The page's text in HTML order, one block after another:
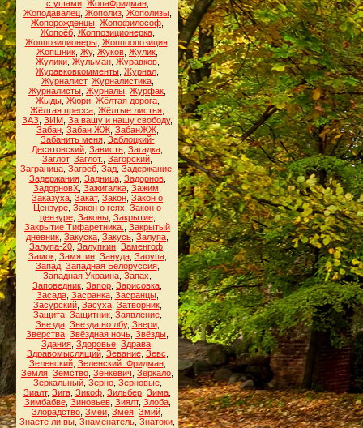
с ушами, ЖопаФридман,
Жоподавалец, Жополиз, Жополизы,
Жопорожденцы Жопофилософ
Жопоёб, Жоппозиционерка,
Жоппозиционеры, Жоппоопозиция,
Жопшник Жу, Жуков Жулик
Жулики, Жульман, Журавков,
Журавковкомменты Журнал
Журналист, Журналистика,
Журналисты Журналы Журфак
Жыды, Жюри, Жёлтая дорога,
Жёлтая пресса Жёлтые листья
ЗАЗ ЗИМ За вашу и нашу свободу,
Забан, Забан ЖЖ, ЗабанЖЖ,
Забанить меня, Заблоцкий-
Десятовский Зависть Загадка
Заглот, Заглот. Загорский
Заграница Загреб Зад Задержание
Задержания, Задница, Задорнов,
ЗадорновХ Зажигалка Зажим
Заказуха Закат, Закон Закон о
Цензуре Закон о геях Закон о
цензуре, Законы, Закрытие,
Закрытие Тифаретника.
Закрытый
дневник Закуска Закусь Залупа
Залупа-20 Залупкин Заменгоф
Замок, Замятин, Зануда, Заоупа,
Запад, Западная Белоруссия,
Западная Украина Запах
Заповедник Запор Зарисовка
Засада, Засранка, Засранцы,
Засурский, Засуха, Затворник,
Защита, Защитник, Заявление,
Звезда, Звезда во лбу, Звери,
Зверства Звёздная ночь Звёзды
Здания Здоровье Здрава
Здравомыслящий, Зевание, Зевс
Зеленский, Зеленский. Фридман,
Земля Земство Зенкевич Зеркало
Зеркальный, Зерно, Зерновые,
Зиалт, Зига Зикоф Зильбер Зима
Зимбабве, Зиновьев, Зиялт, Злоба,
Злорадство Змеи Змея Змий
Знаете ли вы Знаменатель Знатоки